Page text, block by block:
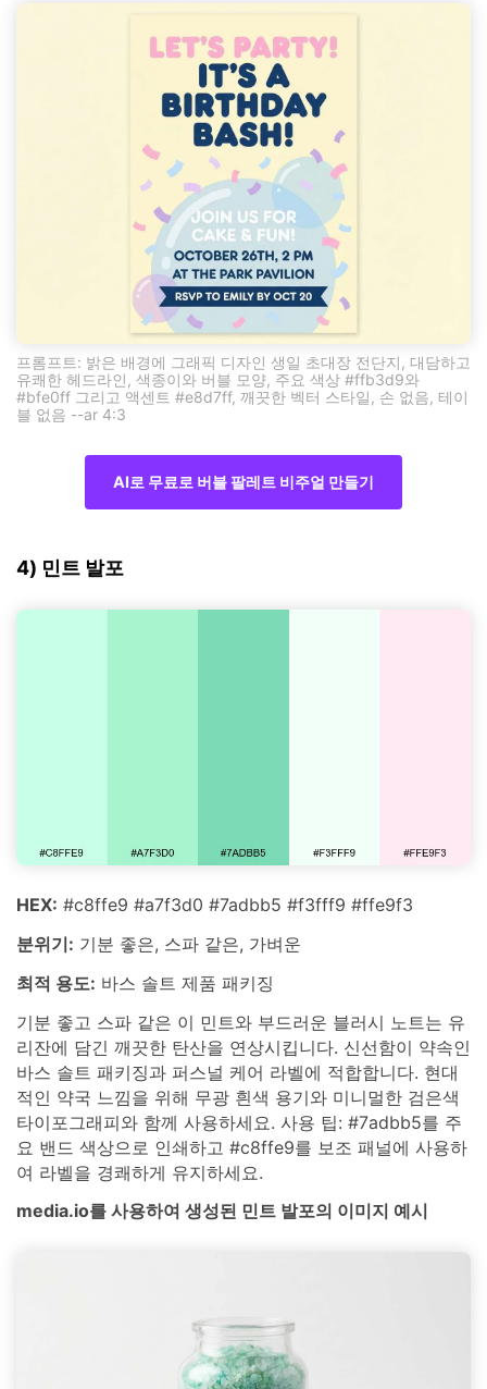
프롬프트: 밝은 배경에 그래픽 디자인 생일 초대장 전단지, 대담하고
유쾌한 헤드라인, 색종이와 버블 모양, 주요 색상 #ffb3d9와
#bfe0ff 그리고 액센트 #e8d7ff, 깨끗한 벡터 스타일, 손 없음, 테이
블 없음 --ar 4:3
AI로 무료로 버블 팔레트 비주얼 만들기
4) 민트 발포
HEX: #c8ffe9 #a7f3d0 #7adbb5 #f3fff9 #ffe9f3
분위기: 기분 좋은, 스파 같은, 가벼운
최적 용도: 바스 솔트 제품 패키징
기분 좋고 스파 같은 이 민트와 부드러운 블러시 노트는 유
리잔에 담긴 깨끗한 탄산을 연상시킵니다. 신선함이 약속인
바스 솔트 패키징과 퍼스널 케어 라벨에 적합합니다. 현대
적인 약국 느낌을 위해 무광 흰색 용기와 미니멀한 검은색
타이포그래피와 함께 사용하세요. 사용 팁: #7adbb5를 주
요 밴드 색상으로 인쇄하고 #c8ffe9를 보조 패널에 사용하
여 라벨을 경쾌하게 유지하세요.
media.io를 사용하여 생성된 민트 발포의 이미지 예시